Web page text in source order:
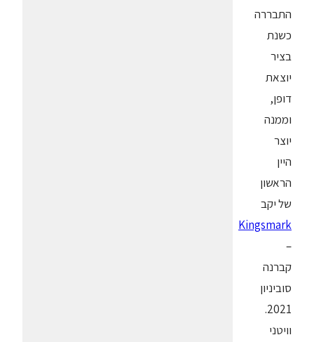
התבררה
כשנת
בציר
יוצאת
דופן,
וממנה
יוצר
היין
הראשון
של יקב
Kingsmark
–
קברנה
סוביניון
2021.
וויטני